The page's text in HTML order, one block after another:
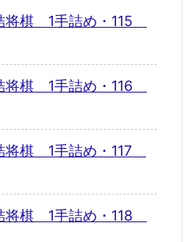
将棋 1手詰め・115
将棋 1手詰め・116
将棋 1手詰め・117
将棋 1手詰め・118